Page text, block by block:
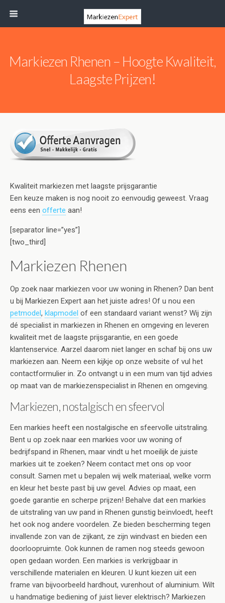
Markiezen Rhenen – Hoogte Kwaliteit,
Laagste Prijzen!
Kwaliteit markiezen met laagste prijsgarantie
Een keuze maken is nog nooit zo eenvoudig geweest. Vraag
eens een offerte aan!
[separator line=”yes”]
[two_third]
Markiezen Rhenen
Op zoek naar markiezen voor uw woning in Rhenen? Dan bent
u bij Markiezen Expert aan het juiste adres! Of u nou een
petmodel, klapmodel of een standaard variant wenst? Wij zijn
dé specialist in markiezen in Rhenen en omgeving en leveren
kwaliteit met de laagste prijsgarantie, en een goede
klantenservice. Aarzel daarom niet langer en schaf bij ons uw
markiezen aan. Neem een kijkje op onze website of vul het
contactformulier in. Zo ontvangt u in een mum van tijd advies
op maat van de markiezenspecialist in Rhenen en omgeving.
Markiezen, nostalgisch en sfeervol
Een markies heeft een nostalgische en sfeervolle uitstraling.
Bent u op zoek naar een markies voor uw woning of
bedrijfspand in Rhenen, maar vindt u het moeilijk de juiste
markies uit te zoeken? Neem contact met ons op voor
consult. Samen met u bepalen wij welk materiaal, welke vorm
en kleur het beste past bij uw gevel. Advies op maat, een
goede garantie en scherpe prijzen! Behalve dat een markies
de uitstraling van uw pand in Rhenen gunstig beïnvloedt, heeft
het ook nog andere voordelen. Ze bieden bescherming tegen
invallende zon van de zijkant, ze zijn windvast en bieden een
doorloopruimte. Ook kunnen de ramen nog steeds gewoon
open gedaan worden. Een markies is verkrijgbaar in
verschillende materialen en kleuren. U kunt kiezen uit een
frame van bijvoorbeeld hardhout, vurenhout of aluminium. Wilt
u handmatige bediening of juist liever elektrisch? Markiezen